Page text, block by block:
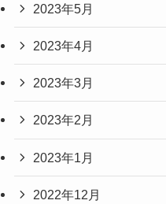
2023年5月
2023年4月
2023年3月
2023年2月
2023年1月
2022年12月